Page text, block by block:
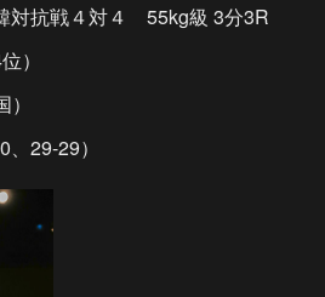
抗戦４対４ 55kg級 3分3R
）
29-29）